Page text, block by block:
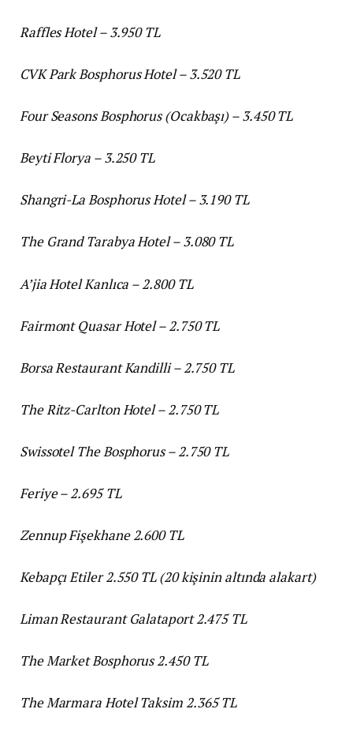
Raffles Hotel – 3.950 TL
CVK Park Bosphorus Hotel – 3.520 TL
Four Seasons Bosphorus (Ocakbaşı) – 3.450 TL
Beyti Florya – 3.250 TL
Shangri-La Bosphorus Hotel – 3.190 TL
The Grand Tarabya Hotel – 3.080 TL
A’jia Hotel Kanlıca – 2.800 TL
Fairmont Quasar Hotel – 2.750 TL
Borsa Restaurant Kandilli – 2.750 TL
The Ritz-Carlton Hotel – 2.750 TL
Swissotel The Bosphorus – 2.750 TL
Feriye – 2.695 TL
Zennup Fişekhane 2.600 TL
Kebapçı Etiler 2.550 TL (20 kişinin altında alakart)
Liman Restaurant Galataport 2.475 TL
The Market Bosphorus 2.450 TL
The Marmara Hotel Taksim 2.365 TL